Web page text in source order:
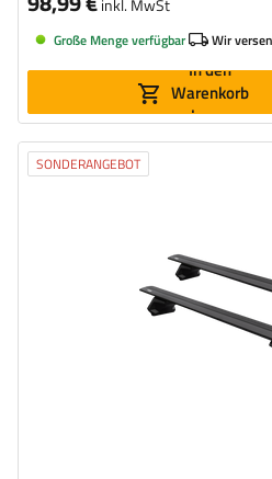
inkl. MwSt
Große Menge verfügbar Wir
In den
Warenkorb
legen
SONDERANGEBOT